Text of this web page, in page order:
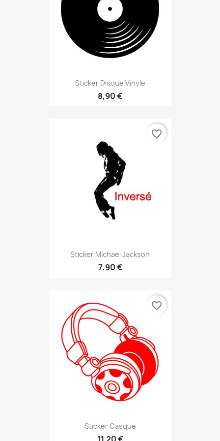
Sticker Disque Vinyle
8,90 €
Sticker Michael Jackson
7,90 €
favorite_border
Sticker Casque
favorite_border